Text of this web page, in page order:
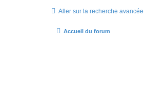
Aller sur la recherche avancée
Accueil du forum